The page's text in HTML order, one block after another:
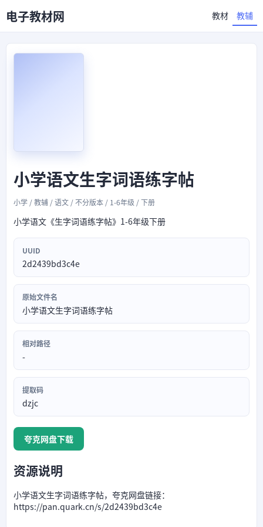
电子教材网 教材 教辅
小学语文生字词语练字帖
小学 / 教辅 / 语文 / 不分版本 / 1-6年级 / 下册
小学语文《生字词语练字帖》1-6年级下册
UUID
2d2439bd3c4e
原始文件名
小学语文生字词语练字帖
相对路径
-
提取码
dzjc
夸克网盘下载
资源说明
小学语文生字词语练字帖，夸克网盘链接：
https://pan.quark.cn/s/2d2439bd3c4e